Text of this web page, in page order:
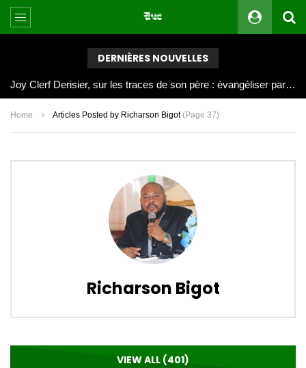
DERNIÈRES NOUVELLES
Joy Clerf Derisier, sur les traces de son père : évangéliser par la musique
Home Articles Posted by Richarson Bigot(Page 37)
Richarson Bigot
VIEW ALL (401)